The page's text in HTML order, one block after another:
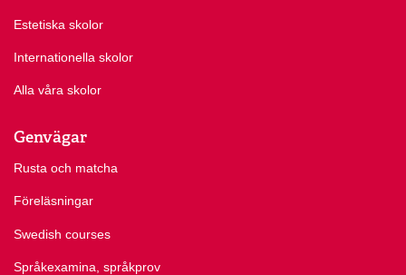
Estetiska skolor
Internationella skolor
Alla våra skolor
Genvägar
Rusta och matcha
Föreläsningar
Swedish courses
Språkexamina, språkprov